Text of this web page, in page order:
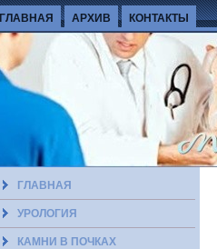
ГЛАВНАЯ АРХИВ КОНТАКТЫ
ГЛАВНАЯ
УРОЛОГИЯ
КАМНИ В ПОЧКАХ